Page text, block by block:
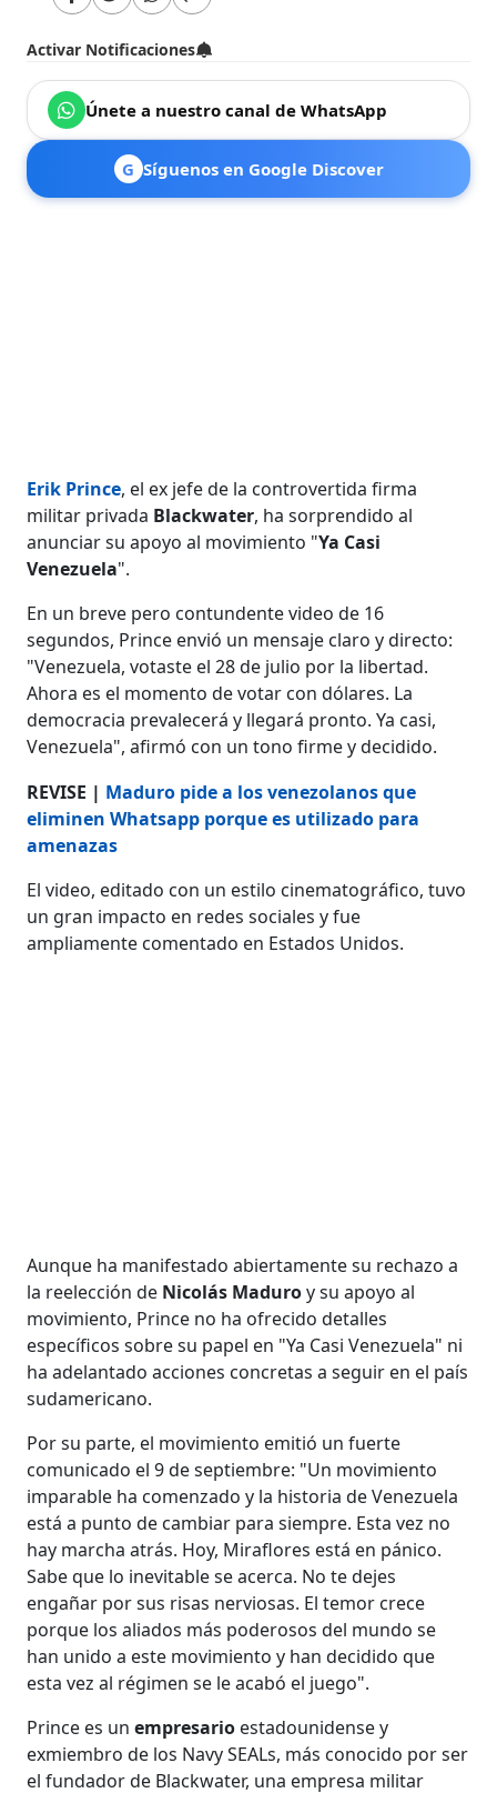
Activar Notificaciones
Únete a nuestro canal de WhatsApp
G Síguenos en Google Discover
Erik Prince, el ex jefe de la controvertida firma
militar privada Blackwater, ha sorprendido al
anunciar su apoyo al movimiento "Ya Casi
Venezuela".
En un breve pero contundente video de 16
segundos, Prince envió un mensaje claro y directo:
"Venezuela, votaste el 28 de julio por la libertad.
Ahora es el momento de votar con dólares. La
democracia prevalecerá y llegará pronto. Ya casi,
Venezuela", afirmó con un tono firme y decidido.
REVISE | Maduro pide a los venezolanos que
eliminen Whatsapp porque es utilizado para
amenazas
El video, editado con un estilo cinematográfico, tuvo
un gran impacto en redes sociales y fue
ampliamente comentado en Estados Unidos.
Aunque ha manifestado abiertamente su rechazo a
la reelección de Nicolás Maduroy su apoyo al
movimiento, Prince no ha ofrecido detalles
específicos sobre su papel en "Ya Casi Venezuela" ni
ha adelantado acciones concretas a seguir en el país
sudamericano.
Por su parte, el movimiento emitió un fuerte
comunicado el 9 de septiembre: "Un movimiento
imparable ha comenzado y la historia de Venezuela
está a punto de cambiar para siempre. Esta vez no
hay marcha atrás. Hoy, Miraflores está en pánico.
Sabe que lo inevitable se acerca. No te dejes
engañar por sus risas nerviosas. El temor crece
porque los aliados más poderosos del mundo se
han unido a este movimiento y han decidido que
esta vez al régimen se le acabó el juego".
Prince es unempresario estadounidense y
exmiembro de los Navy SEALs, más conocido por ser
el fundador de Blackwater, una empresa militar